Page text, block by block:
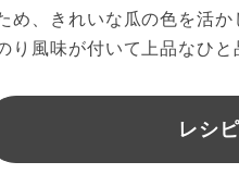
め、きれいな瓜の色を活
り風味が付いて上品なひ
レシ